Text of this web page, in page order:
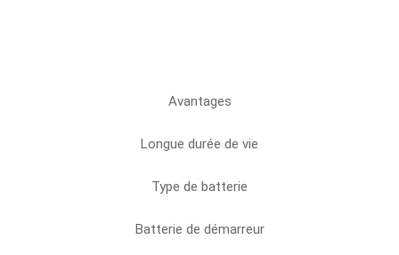
Avantages
Longue durée de vie
Type de batterie
Batterie de démarreur